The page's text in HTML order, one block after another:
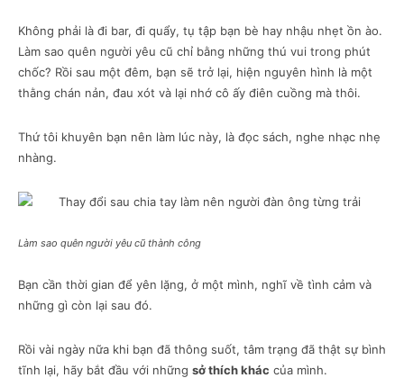
Không phải là đi bar, đi quẩy, tụ tập bạn bè hay nhậu nhẹt ồn ào.
Làm sao quên người yêu cũ chỉ bằng những thú vui trong phút
chốc? Rồi sau một đêm, bạn sẽ trở lại, hiện nguyên hình là một
thằng chán nản, đau xót và lại nhớ cô ấy điên cuồng mà thôi.
Thứ tôi khuyên bạn nên làm lúc này, là đọc sách, nghe nhạc nhẹ
nhàng.
Làm sao quên người yêu cũ thành công
Bạn cần thời gian để yên lặng, ở một mình, nghĩ về tình cảm và
những gì còn lại sau đó.
Rồi vài ngày nữa khi bạn đã thông suốt, tâm trạng đã thật sự bình
tĩnh lại, hãy bắt đầu với những sở thích khác của mình.